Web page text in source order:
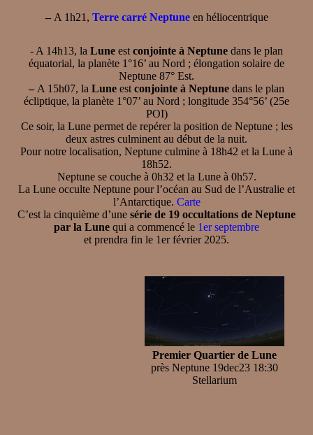
–A 1h21, Terre carré Neptuneen héliocentrique
- A 14h13, la Lune est conjointe à Neptune dans le plan
équatorial, la planète 1°16’ au Nord ; élongation solaire de
Neptune 87° Est.
– A 15h07, la Lune est conjointe à Neptune dans le plan
écliptique, la planète 1°07’ au Nord ; longitude 354°56’ (25e
POI)
Ce soir, la Lune permet de repérer la position de Neptune ; les
deux astres culminent au début de la nuit.
Pour notre localisation, Neptune culmine à 18h42 et la Lune à
18h52.
Neptune se couche à 0h32 et la Lune à 0h57.
La Lune occulte Neptune pour l’océan au Sud de l’Australie et
l’Antarctique. Carte
C’est la cinquième d’une série de 19 occultations de Neptune
par la Lune qui a commencé le 1er septembre
et prendra fin le 1er février 2025.
Premier Quartier de Lune
près Neptune 19dec23 18:30
Stellarium